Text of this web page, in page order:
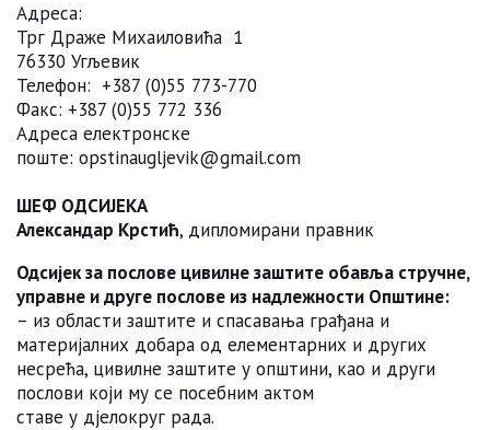
Адреса:
Трг Драже Михаиловића 1
76330 Угљевик
Телефон: +387 (0)55 773-770
Факс: +387 (0)55 772 336
Адреса електронске
поште: opstinaugljevik@gmail.com
ШЕФ ОДСИЈЕКА
Александар Крстић, дипломирани правник
Одсијек за послове цивилне заштите обавља стручне,
управне и друге послове из надлежности Општине:
– из области заштите и спасавања грађана и
материјалних добара од елементарних и других
несрећа, цивилне заштите у општини, као и други
послови који му се посебним актом
ставе у дјелокруг рада.